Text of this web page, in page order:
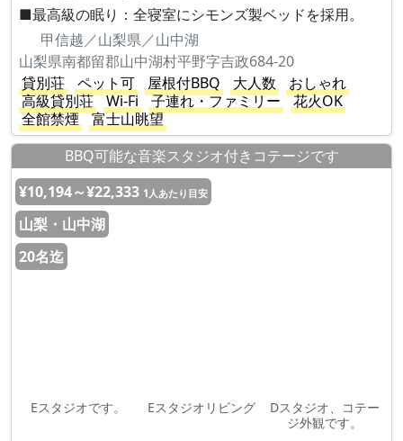
■最高級の眠り：全寝室にシモンズ製ベッドを採用。
甲信越／山梨県／山中湖
山梨県南都留郡山中湖村平野字吉政684-20
貸別荘
ペット可 屋根付BBQ 大人数
おしゃれ
高級貸別荘
Wi-Fi 子連れ・ファミリー
花火OK
全館禁煙
富士山眺望
BBQ可能な音楽スタジオ付きコテージです
¥10,194～¥22,333 1人あたり目安
山梨・山中湖
20名迄
Eスタジオです。 Eスタジオリビング
Dスタジオ、コテー
ジ外観です。